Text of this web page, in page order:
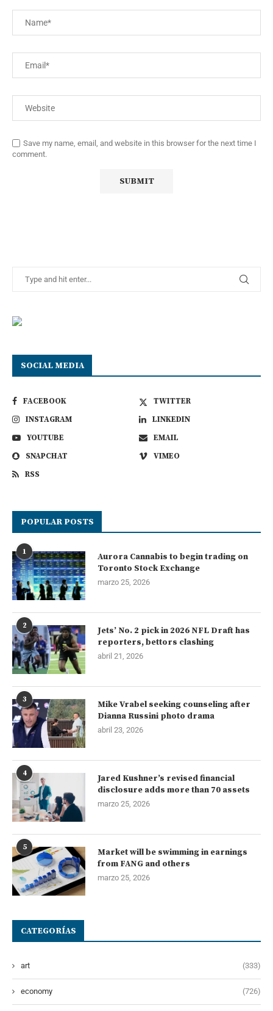
Save my name, email, and website in this browser for the next time I
comment.
SOCIAL MEDIA
FACEBOOK
TWITTER
INSTAGRAM
LINKEDIN
YOUTUBE
EMAIL
SNAPCHAT
VIMEO
RSS
POPULAR POSTS
1
Aurora Cannabis to begin trading on
Toronto Stock Exchange
marzo 25, 2026
2
Jets’ No. 2 pick in 2026 NFL Draft has
reporters, bettors clashing
abril 21, 2026
3
Mike Vrabel seeking counseling after
Dianna Russini photo drama
abril 23, 2026
4
Jared Kushner’s revised financial
disclosure adds more than 70 assets
marzo 25, 2026
5
Market will be swimming in earnings
from FANG and others
marzo 25, 2026
CATEGORÍAS
art (333)
economy (726)